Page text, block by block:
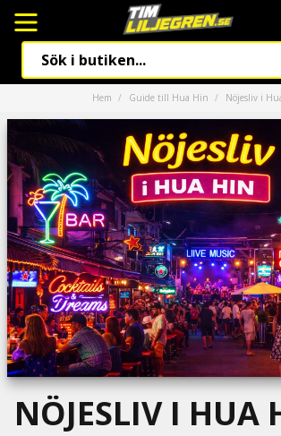
Hem Guide till Hua Hin Nöjesliv i
NÖJESLIV I HUA